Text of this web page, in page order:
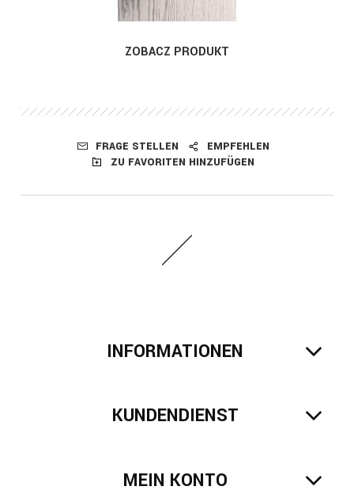
ZOBACZ PRODUKT
FRAGE STELLEN
EMPFEHLEN
ZU FAVORITEN HINZUFÜGEN
INFORMATIONEN
KUNDENDIENST
MEIN KONTO